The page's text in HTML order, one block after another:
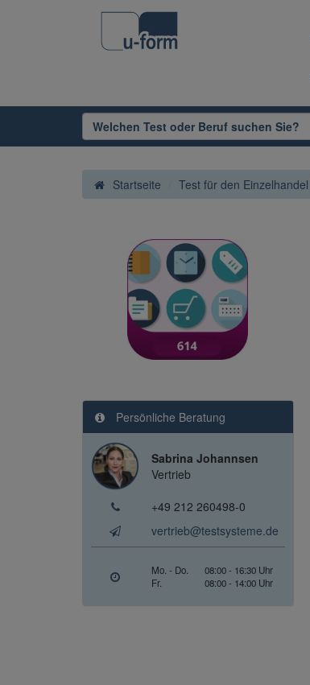
Startseite Test für den Einzelhandel
Persönliche Beratung
Sabrina Johannsen
Vertrieb
+49 212 260498-0
vertrieb@testsysteme.de
Mo. - Do.
08:00 - 16:30 Uhr
Fr.
08:00 - 14:00 Uhr